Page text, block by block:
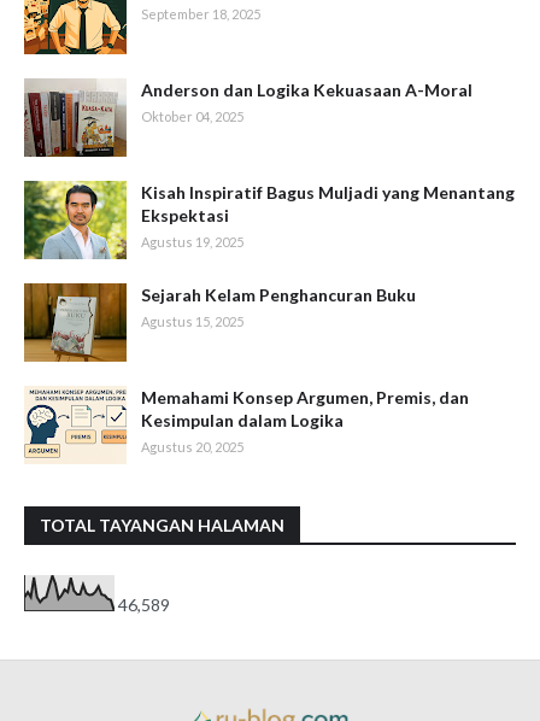
September 18, 2025
Anderson dan Logika Kekuasaan A-Moral
Oktober 04, 2025
Kisah Inspiratif Bagus Muljadi yang Menantang
Ekspektasi
Agustus 19, 2025
Sejarah Kelam Penghancuran Buku
Agustus 15, 2025
Memahami Konsep Argumen, Premis, dan
Kesimpulan dalam Logika
Agustus 20, 2025
TOTAL TAYANGAN HALAMAN
46,589